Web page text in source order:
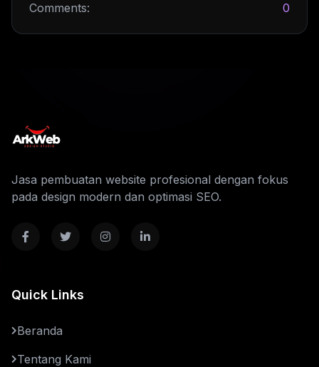
Comments:
0
Jasa pembuatan website profesional dengan fokus
pada design modern dan optimasi SEO.
Quick Links
Beranda
Tentang Kami